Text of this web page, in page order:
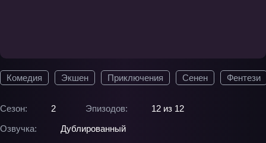
Комедия Экшен Приключения Сенен Фентези
Сезон: 2 Эпизодов:
12 из 12
Озвучка:
Дублированный